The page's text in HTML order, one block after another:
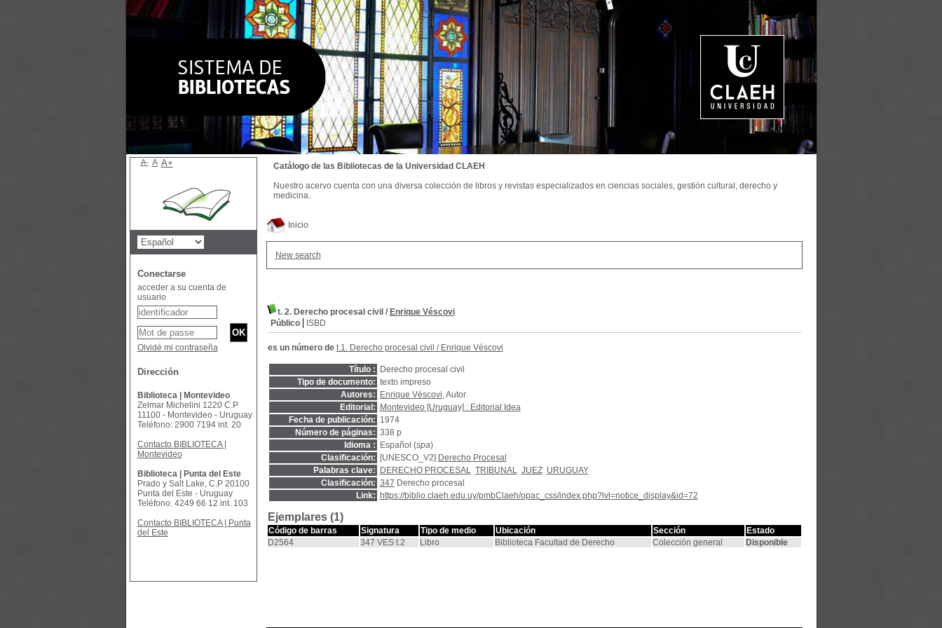
Inicio
New search
t. 2. Derecho procesal civil / Enrique Véscovi
Público
ISBD
es un número de t.1. Derecho procesal civil / Enrique Véscovi
Título :
Derecho procesal civil
Tipo de documento: texto impreso
Autores:
Enrique Véscovi, Autor
Editorial:
Montevideo [Uruguay] : Editorial Idea
Fecha de publicación: 1974
Número de páginas: 338 p
Idioma :
Español (spa)
Clasificación:
[UNESCO_V2] Derecho Procesal
Palabras clave:
DERECHO PROCESAL TRIBUNAL JUEZ URUGUAY
Clasificación: 347 Derecho procesal
Link:
https://biblio.claeh.edu.uy/pmbClaeh/opac_css/index.php?lvl=notice_display&id=72
Ejemplares (1)
Código de barras Signatura Tipo de medio Ubicación Sección
Estado
D2564
347 VES t.2 Libro Biblioteca Facultad de Derecho Colección general Disponible
Catálogo de las Bibliotecas de la Universidad CLAEH
Nuestro acervo cuenta con una diversa colección de libros y revistas especializados en ciencias sociales, gestión cultural, derecho y
medicina.
A- A A+
Conectarse
acceder a su cuenta de
usuario
Olvidé mi contraseña
Dirección
Biblioteca | Montevideo
Zelmar Michelini 1220 C.P
11100 - Montevideo - Uruguay
Teléfono: 2900 7194 int. 20
Contacto BIBLIOTECA |
Montevideo
Biblioteca | Punta del Este
Prado y Salt Lake, C.P 20100
Punta del Este - Uruguay
Teléfono: 4249 66 12 int. 103
Contacto BIBLIOTECA | Punta
del Este